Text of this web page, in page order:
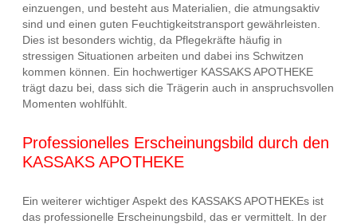
einzuengen, und besteht aus Materialien, die atmungsaktiv
sind und einen guten Feuchtigkeitstransport gewährleisten.
Dies ist besonders wichtig, da Pflegekräfte häufig in
stressigen Situationen arbeiten und dabei ins Schwitzen
kommen können. Ein hochwertiger KASSAKS APOTHEKE
trägt dazu bei, dass sich die Trägerin auch in anspruchsvollen
Momenten wohlfühlt.
Professionelles Erscheinungsbild durch den
KASSAKS APOTHEKE
Ein weiterer wichtiger Aspekt des KASSAKS APOTHEKEs ist
das professionelle Erscheinungsbild, das er vermittelt. In der